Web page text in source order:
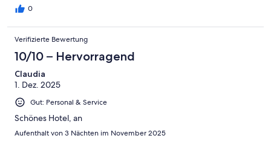
0
Verifizierte Bewertung
10/10 – Hervorragend
Claudia
1. Dez. 2025
Gut: Personal & Service
Schönes Hotel, an
Aufenthalt von 3 Nächten im November 2025